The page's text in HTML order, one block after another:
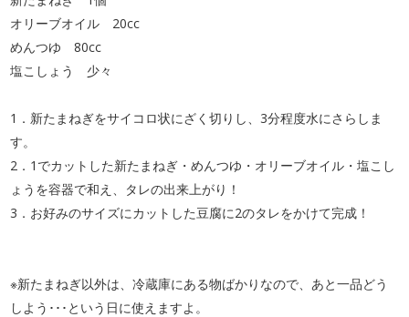
オリーブオイル 20cc
めんつゆ 80cc
塩こしょう 少々
1．新たまねぎをサイコロ状にざく切りし、3分程度水にさらしま
す。
2．1でカットした新たまねぎ・めんつゆ・オリーブオイル・塩こし
ょうを容器で和え、タレの出来上がり！
3．お好みのサイズにカットした豆腐に2のタレをかけて完成！
※新たまねぎ以外は、冷蔵庫にある物ばかりなので、あと一品どう
しよう･･･という日に使えますよ。